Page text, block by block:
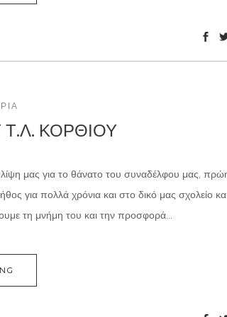
ΚΟΡΘΙΟΥ
μας για το θάνατο του συναδέλφου μας,
για πολλά χρόνια και στο δικό μας σχολείο
τη μνήμη του και την προσφορά...